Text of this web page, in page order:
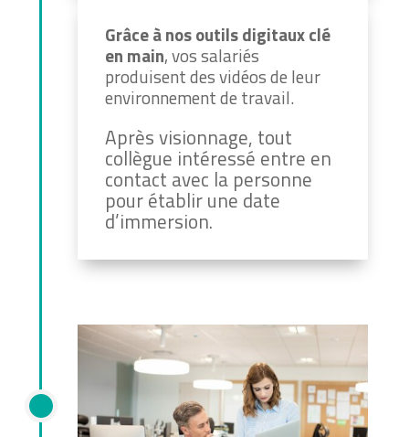
Grâce à nos outils digitaux clé
en main, vos salariés
produisent des vidéos de leur
environnement de travail.
Après visionnage, tout
collègue intéressé entre en
contact avec la personne
pour établir une date
d’immersion.